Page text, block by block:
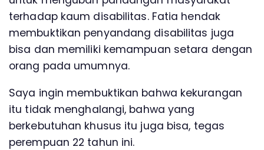
terhadap kaum disabilitas. Fatia hendak
membuktikan penyandang disabilitas juga
bisa dan memiliki kemampuan setara dengan
orang pada umumnya.
Saya ingin membuktikan bahwa kekurangan
itu tidak menghalangi, bahwa yang
berkebutuhan khusus itu juga bisa, tegas
perempuan 22 tahun ini.